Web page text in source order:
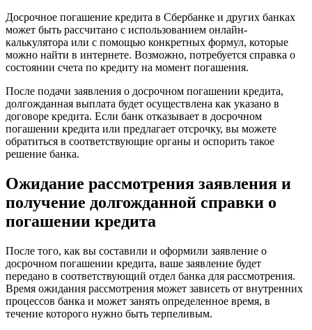
Досрочное погашение кредита в Сбербанке и других банках
может быть рассчитано с использованием онлайн-
калькулятора или с помощью конкретных формул, которые
можно найти в интернете. Возможно, потребуется справка о
состоянии счета по кредиту на момент погашения.
После подачи заявления о досрочном погашении кредита,
долгожданная выплата будет осуществлена как указано в
договоре кредита. Если банк отказывает в досрочном
погашении кредита или предлагает отсрочку, вы можете
обратиться в соответствующие органы и оспорить такое
решение банка.
Ожидание рассмотрения заявления и
получение долгожданной справки о
погашении кредита
После того, как вы составили и оформили заявление о
досрочном погашении кредита, ваше заявление будет
передано в соответствующий отдел банка для рассмотрения.
Время ожидания рассмотрения может зависеть от внутренних
процессов банка и может занять определенное время, в
течение которого нужно быть терпеливым.